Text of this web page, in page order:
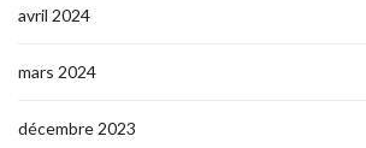
avril 2024
mars 2024
décembre 2023